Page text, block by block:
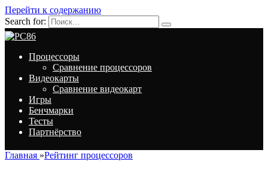
Перейти к содержанию
Search for:
Процессоры
Сравнение процессоров
Видеокарты
Сравнение видеокарт
Игры
Бенчмарки
Тесты
Партнёрство
Главная »Рейтинг процессоров